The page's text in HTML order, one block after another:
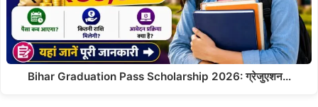
Bihar Graduation Pass Scholarship 2026: ग्रेजुएशन…